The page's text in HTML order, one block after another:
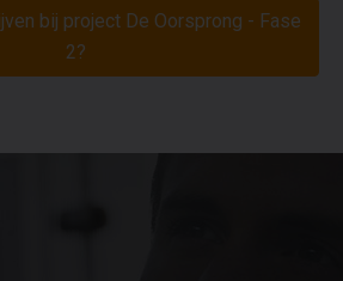
bij project De Oorsprong - Fase
2?